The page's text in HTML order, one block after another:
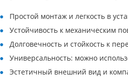
Простой монтаж и легкость в
Устойчивость к механическим
Долговечность и стойкость к
Универсальность: можно
Эстетичный внешний вид и